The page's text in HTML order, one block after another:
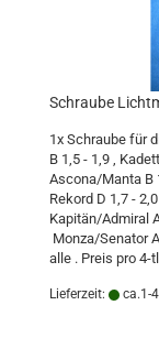
Schraube
1x Schraube für
B 1,5 - 1,9 ,
Ascona/Manta B
Rekord D 1,7 -
Kapitän/Admiral
Monza/Senator
alle . Preis pro 4-
Lieferzeit: ca.1-